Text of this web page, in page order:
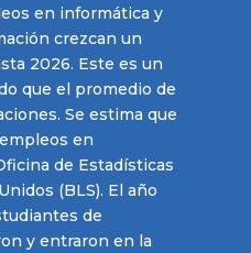
en informática y
crezcan un
2026. Este es un
que el promedio de
Se estima que
en
de Estadísticas
(BLS). El año
de
y entraron en la